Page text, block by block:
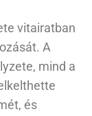
vitairatban
A
mind a
és